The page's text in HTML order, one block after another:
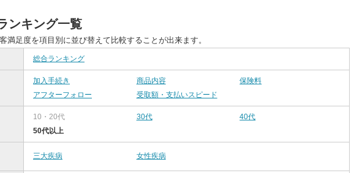
ンキング一覧
満足度を項目別に並び替えて比較することが出来ます。
総合ランキング
加入手続き 商品内容
保険料
アフターフォロー
受取額・支払いスピード
10・20代 30代
40代
50代以上
三大疾病 女性疾病